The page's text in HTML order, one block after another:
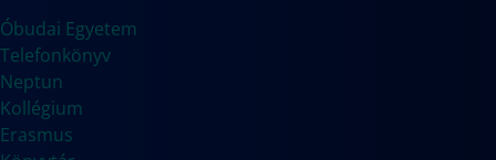
Óbudai Egyetem
Telefonkönyv
Neptun
Kollégium
Erasmus